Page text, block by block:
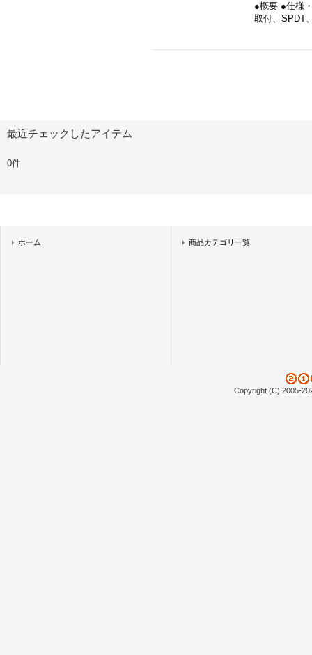
●概要 ●仕様
取付、SPDT
最近チェックしたアイテム
0件
ホーム 商品カテゴリ一覧
Copyright (C) 2005-